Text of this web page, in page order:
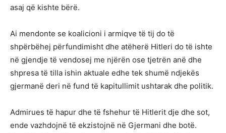
asaj që kishte bërë.
Ai mendonte se koalicioni i armiqve të tij do të
shpërbëhej përfundimisht dhe atëherë Hitleri do të ishte
në gjendje të vendosej me njërën ose tjetrën anë dhe
shpresa të tilla ishin aktuale edhe tek shumë ndjekës
gjermanë deri në fund të kapitullimit ushtarak dhe politik.
Admirues të hapur dhe të fshehur të Hitlerit dje dhe sot,
ende vazhdojnë të ekzistojnë në Gjermani dhe botë.